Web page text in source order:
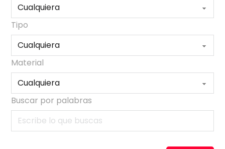
Tipo
Material
Buscar por palabras